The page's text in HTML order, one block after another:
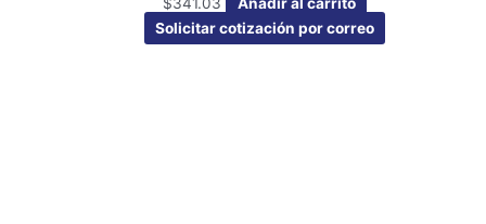
Solicitar cotización por correo